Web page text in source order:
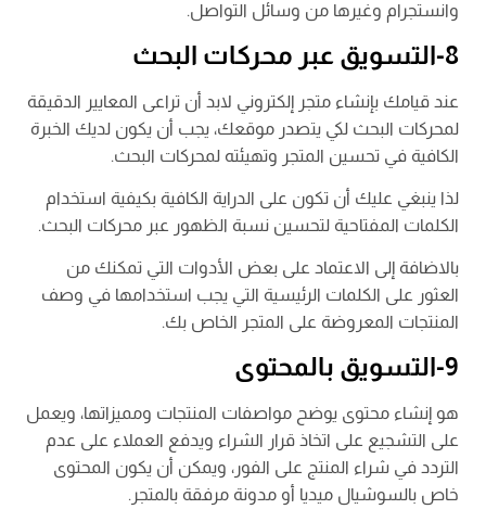
وانستجرام وغيرها من وسائل التواصل.
8-التسويق عبر محركات البحث
عند قيامك بإنشاء متجر إلكتروني لابد أن تراعى المعايير الدقيقة
لمحركات البحث لكي يتصدر موقعك، يجب أن يكون لديك الخبرة
الكافية في تحسين المتجر وتهيئته لمحركات البحث.
لذا ينبغي عليك أن تكون على الدراية الكافية بكيفية استخدام
الكلمات المفتاحية لتحسين نسبة الظهور عبر محركات البحث.
بالاضافة إلى الاعتماد على بعض الأدوات التي تمكنك من
العثور على الكلمات الرئيسية التي يجب استخدامها في وصف
المنتجات المعروضة على المتجر الخاص بك.
9-التسويق بالمحتوى
هو إنشاء محتوى يوضح مواصفات المنتجات ومميزاتها، ويعمل
على التشجيع على اتخاذ قرار الشراء ويدفع العملاء على عدم
التردد في شراء المنتج على الفور، ويمكن أن يكون المحتوى
خاص بالسوشيال ميديا أو مدونة مرفقة بالمتجر.